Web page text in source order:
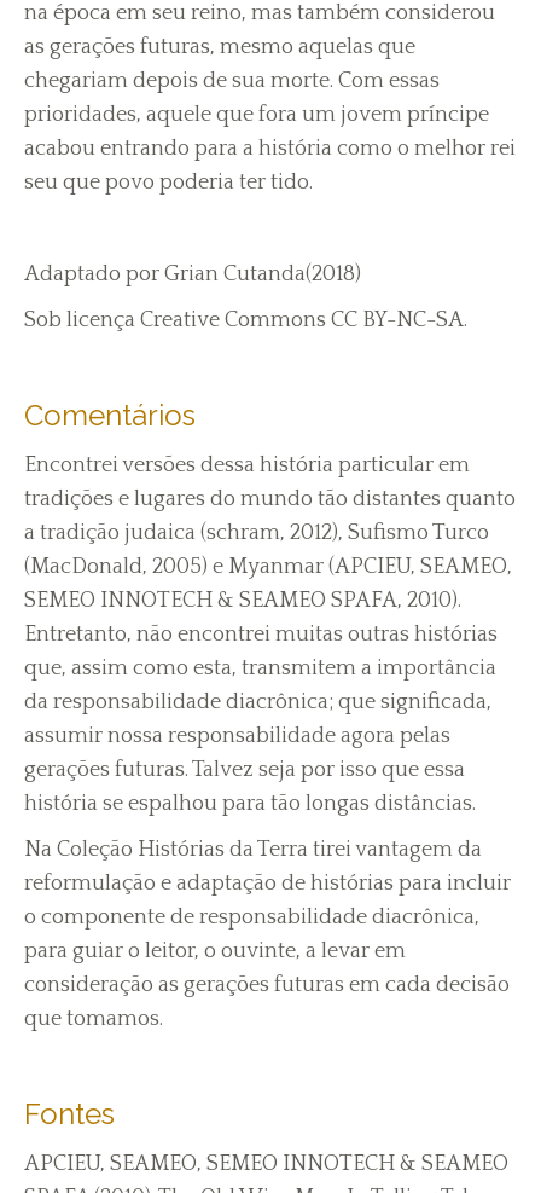
na época em seu reino, mas também considerou
as gerações futuras, mesmo aquelas que
chegariam depois de sua morte. Com essas
prioridades, aquele que fora um jovem príncipe
acabou entrando para a história como o melhor rei
seu que povo poderia ter tido.
Adaptado por Grian Cutanda(2018)
Sob licença Creative Commons CC BY-NC-SA.
Comentários
Encontrei versões dessa história particular em
tradições e lugares do mundo tão distantes quanto
a tradição judaica (schram, 2012), Sufismo Turco
(MacDonald, 2005) e Myanmar (APCIEU, SEAMEO,
SEMEO INNOTECH & SEAMEO SPAFA, 2010).
Entretanto, não encontrei muitas outras histórias
que, assim como esta, transmitem a importância
da responsabilidade diacrônica; que significada,
assumir nossa responsabilidade agora pelas
gerações futuras. Talvez seja por isso que essa
história se espalhou para tão longas distâncias.
Na Coleção Histórias da Terra tirei vantagem da
reformulação e adaptação de histórias para incluir
o componente de responsabilidade diacrônica,
para guiar o leitor, o ouvinte, a levar em
consideração as gerações futuras em cada decisão
que tomamos.
Fontes
APCIEU, SEAMEO, SEMEO INNOTECH & SEAMEO